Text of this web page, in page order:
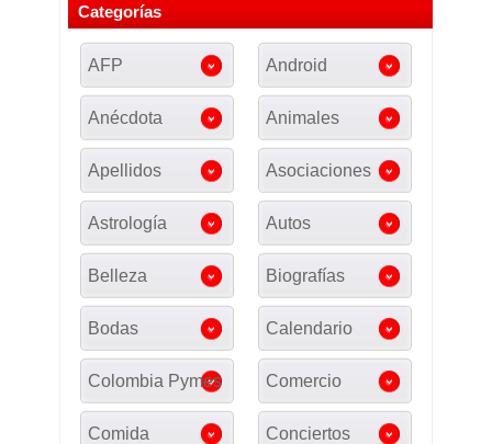
Categorías
AFP Android
Anécdota Animales
Apellidos Asociaciones
Astrología Autos
Belleza Biografías
Bodas Calendario
Colombia Pymes Comercio
Comida Conciertos